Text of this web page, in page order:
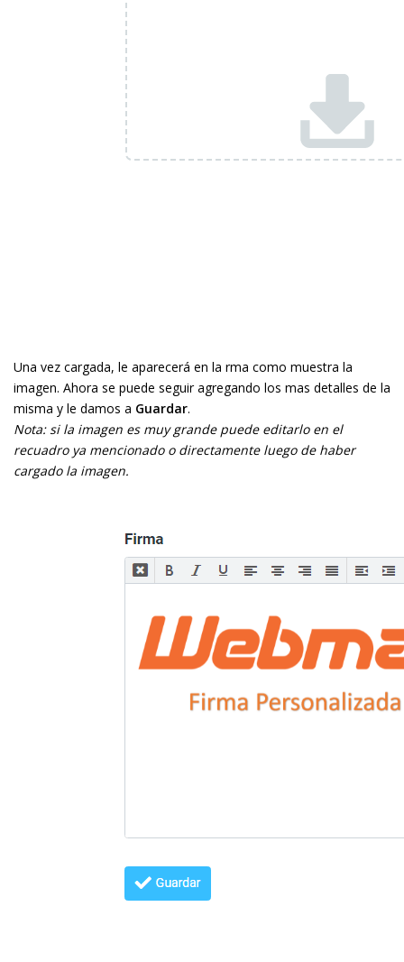
Una vez cargada, le aparecerá en la firma como muestra la
imagen. Ahora se puede seguir agregando los mas detalles de la
misma y le damos a Guardar.
Nota: si la imagen es muy grande puede editarlo en el
recuadro ya mencionado o directamente luego de haber
cargado la imagen.